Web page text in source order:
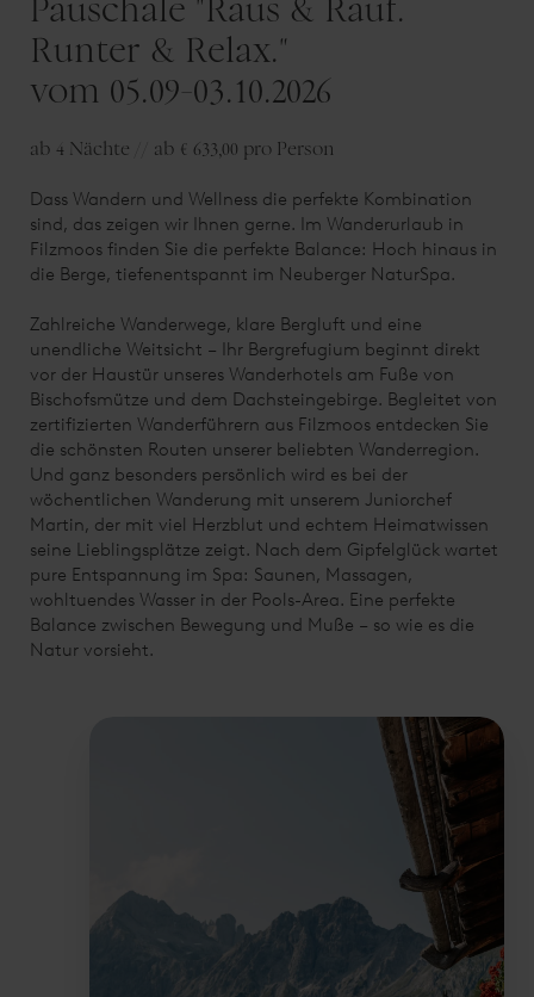
Pauschale "Raus & Rauf.
Runter & Relax."
vom 05.09-03.10.2026
ab 4 Nächte // ab € 633,00 pro Person
Dass Wandern und Wellness die perfekte Kombination
sind, das zeigen wir Ihnen gerne. Im Wanderurlaub in
Filzmoos finden Sie die perfekte Balance: Hoch hinaus in
die Berge, tiefenentspannt im Neuberger NaturSpa.
Zahlreiche Wanderwege, klare Bergluft und eine
unendliche Weitsicht – Ihr Bergrefugium beginnt direkt
vor der Haustür unseres Wanderhotels am Fuße von
Bischofsmütze und dem Dachsteingebirge. Begleitet von
zertifizierten Wanderführern aus Filzmoos entdecken Sie
die schönsten Routen unserer beliebten Wanderregion.
Und ganz besonders persönlich wird es bei der
wöchentlichen Wanderung mit unserem Juniorchef
Martin, der mit viel Herzblut und echtem Heimatwissen
seine Lieblingsplätze zeigt. Nach dem Gipfelglück wartet
pure Entspannung im Spa: Saunen, Massagen,
wohltuendes Wasser in der Pools-Area. Eine perfekte
Balance zwischen Bewegung und Muße – so wie es die
Natur vorsieht.